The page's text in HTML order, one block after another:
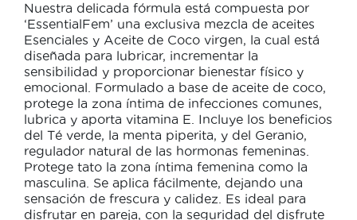
Nuestra delicada fórmula está compuesta por
‘EssentialFem’ una exclusiva mezcla de aceites
Esenciales y Aceite de Coco virgen, la cual está
diseñada para lubricar, incrementar la
sensibilidad y proporcionar bienestar físico y
emocional. Formulado a base de aceite de coco,
protege la zona íntima de infecciones comunes,
lubrica y aporta vitamina E. Incluye los beneficios
del Té verde, la menta piperita, y del Geranio,
regulador natural de las hormonas femeninas.
Protege tato la zona íntima femenina como la
masculina. Se aplica fácilmente, dejando una
sensación de frescura y calidez. Es ideal para
disfrutar en pareja, con la seguridad del disfrute